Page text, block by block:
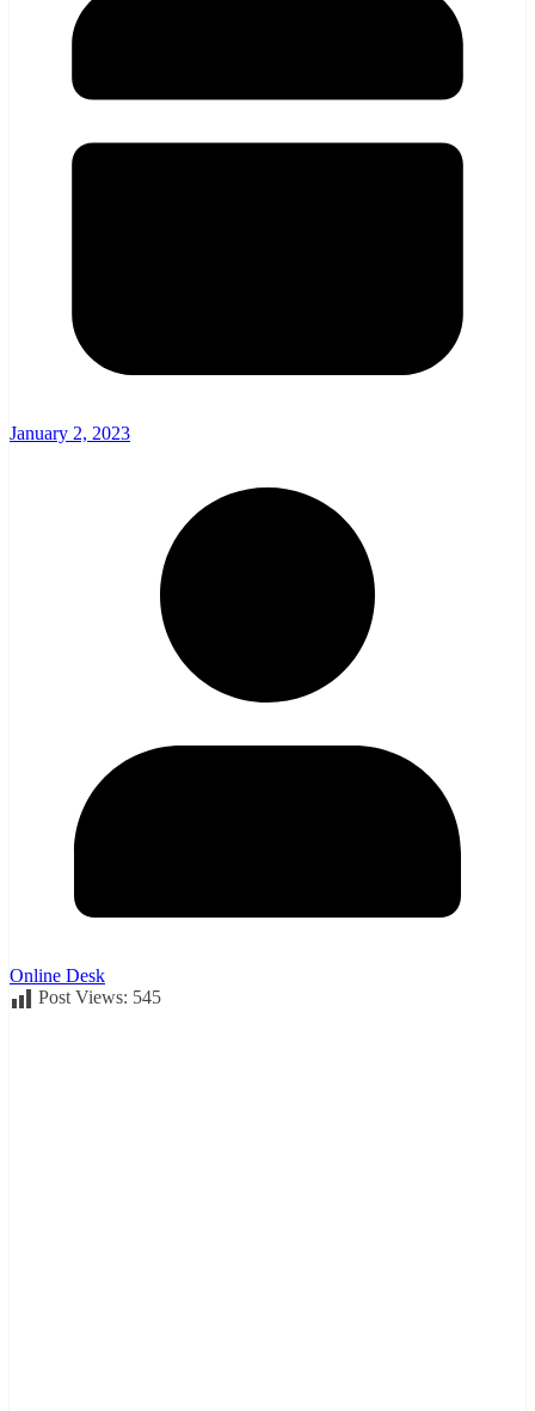
January 2, 2023
Online Desk
Post Views: 545